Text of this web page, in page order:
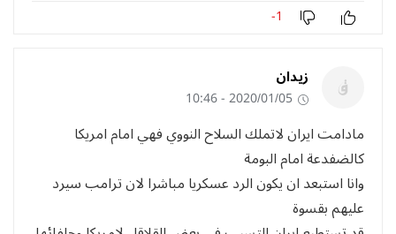
-1
زيدان
2020/01/05 - 10:46
مادامت ايران لاتملك السلاح النووي فهي امام امريكا
كالضفدعة امام البومة
وانا استبعد ان يكون الرد عسكريا مباشرا لان ترامب سيرد
عليهم بقسوة